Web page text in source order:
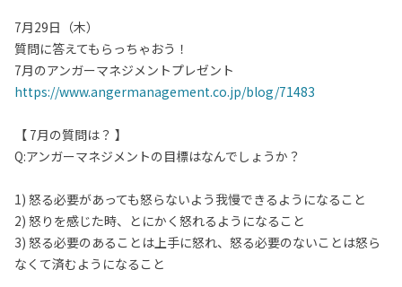
7月29日（木）
質問に答えてもらっちゃおう！
7月のアンガーマネジメントプレゼント
https://www.angermanagement.co.jp/blog/71483
【 7月の質問は？ 】
Q:アンガーマネジメントの目標はなんでしょうか？
1) 怒る必要があっても怒らないよう我慢できるようになること
2) 怒りを感じた時、とにかく怒れるようになること
3) 怒る必要のあることは上手に怒れ、怒る必要のないことは怒ら
なくて済むようになること